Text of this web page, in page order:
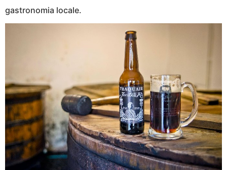
gastronomia locale.